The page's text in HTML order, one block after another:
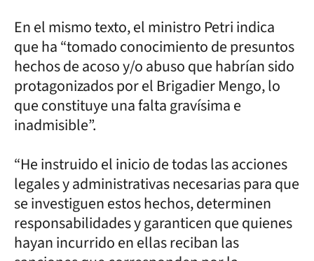
En el mismo texto, el ministro Petri indica
que ha “tomado conocimiento de presuntos
hechos de acoso y/o abuso que habrían sido
protagonizados por el Brigadier Mengo, lo
que constituye una falta gravísima e
inadmisible”.
“He instruido el inicio de todas las acciones
legales y administrativas necesarias para que
se investiguen estos hechos, determinen
responsabilidades y garanticen que quienes
hayan incurrido en ellas reciban las